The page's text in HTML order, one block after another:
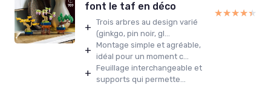
font le taf en déco
+ Trois arbres au design varié
(ginkgo, pin noir, gl...
+ Montage simple et agréable,
idéal pour un moment c...
+ Feuillage interchangeable et
supports qui permette...
★★★★★
★★★★★